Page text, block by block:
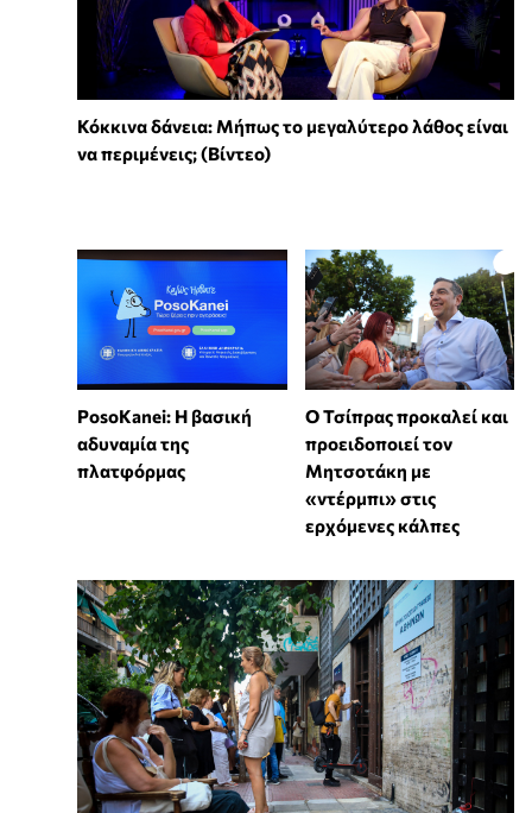
Κόκκινα δάνεια: Μήπως το μεγαλύτερο λάθος είναι
να περιμένεις; (Βίντεο)
PosoKanei: Η βασική
αδυναμία της
πλατφόρμας
Ο Τσίπρας προκαλεί και
προειδοποιεί τον
Μητσοτάκη με
«ντέρμπι» στις
ερχόμενες κάλπες